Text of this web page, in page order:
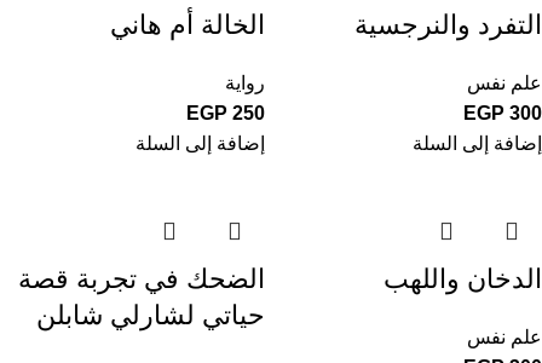
التفرد والنرجسية
علم نفس
EGP 300
إضافة إلى السلة
الخالة أم هاني
رواية
EGP 250
إضافة إلى السلة
الدخان واللهب
علم نفس
الضحك في تجربة قصة
حياتي لشارلي شابلن